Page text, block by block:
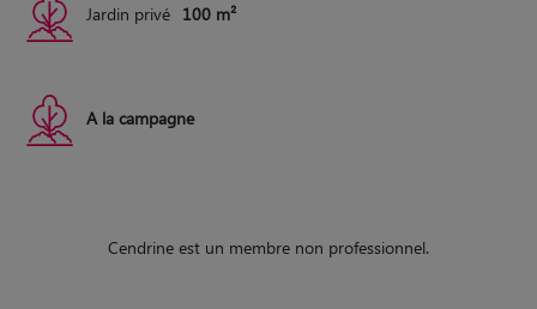
Jardin privé 100 m²
A la campagne
Cendrine est un membre non professionnel.